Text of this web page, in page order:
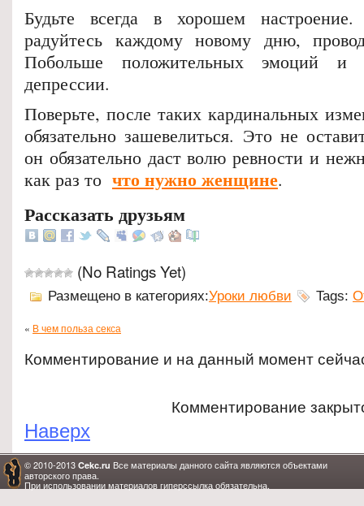
Будьте всегда в хорошем
радуйтесь каждому новому дню,
Побольше положительных эмоций
депрессии.
Поверьте, после таких кардинальных
обязательно зашевелиться. Это не
он обязательно даст волю ревности и
как раз то что нужно женщине.
Рассказать друзьям
(No Ratings Yet)
Размещено в категориях:Уроки любви Tags:
« В чем польза секса
Комментирование и на данный момент
Комментирование
Наверх
© 2010-2013 Cekc.ru Все материалы данного сайта являются объектами
авторского права.
При использовании материалов гиперссылка обязательна.